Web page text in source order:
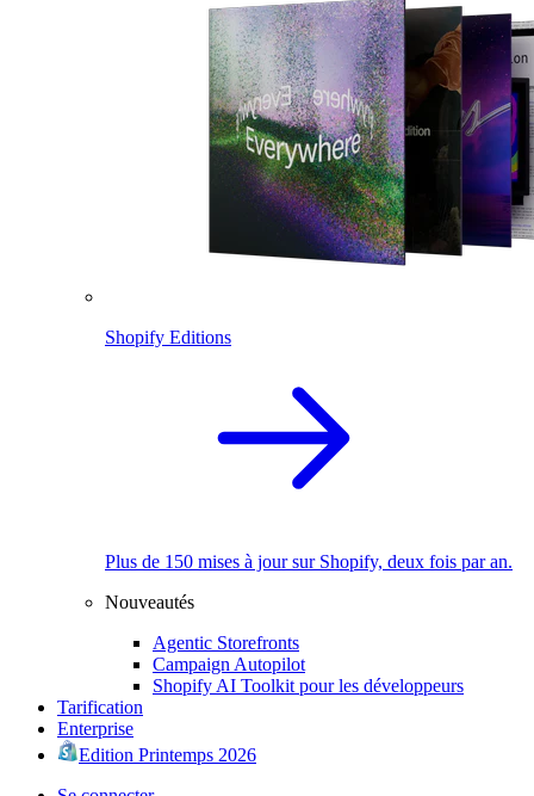
Shopify Editions
Plus de 150 mises à jour sur Shopify, deux fois par an.
Nouveautés
Agentic Storefronts
Campaign Autopilot
Shopify AI Toolkit pour les développeurs
Tarification
Enterprise
Edition Printemps 2026